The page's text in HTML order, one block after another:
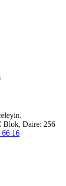
Blok, Daire: 256
66 16